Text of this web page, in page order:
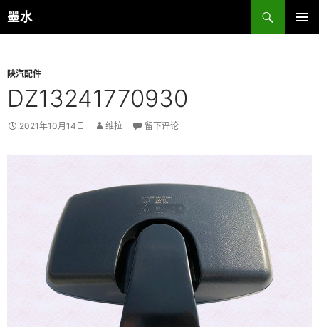
跳
至
墨水
搜
索
陕汽配件
DZ13241770930
2021年10月14日 维拉 留下评论